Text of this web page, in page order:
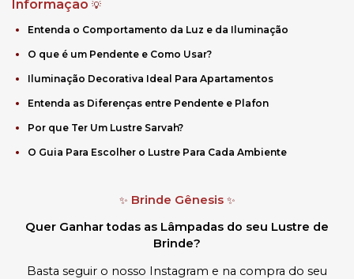
Informação 💡
Entenda o Comportamento da Luz e da Iluminação
O que é um Pendente e Como Usar?
Iluminação Decorativa Ideal Para Apartamentos
Entenda as Diferenças entre Pendente e Plafon
Por que Ter Um Lustre Sarvah?
O Guia Para Escolher o Lustre Para Cada Ambiente
✨ Brinde Gênesis ✨
Quer Ganhar todas as Lâmpadas do seu Lustre de
Brinde?
Basta seguir o nosso Instagram e na compra do seu